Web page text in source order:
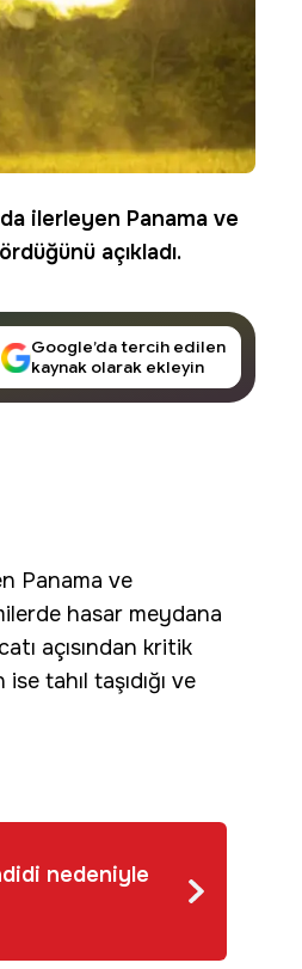
ilerleyen Panama ve
açıkladı.
Google’da tercih edilen
kaynak olarak ekleyin
Panama ve
hasar meydana
açısından kritik
tahıl taşıdığı ve
nedeniyle